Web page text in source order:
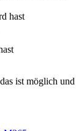
hast
ist möglich